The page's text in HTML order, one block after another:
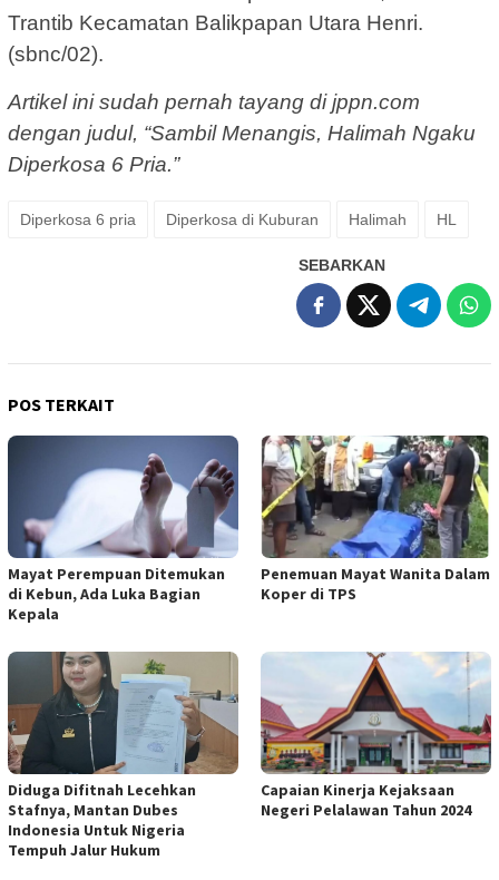
Trantib Kecamatan Balikpapan Utara Henri.
(sbnc/02).
Artikel ini sudah pernah tayang di jppn.com
dengan judul, “Sambil Menangis, Halimah Ngaku
Diperkosa 6 Pria.”
Diperkosa 6 pria Diperkosa di Kuburan Halimah HL
SEBARKAN
POS TERKAIT
Mayat Perempuan Ditemukan
di Kebun, Ada Luka Bagian
Kepala
Penemuan Mayat Wanita Dalam
Koper di TPS
Diduga Difitnah Lecehkan
Stafnya, Mantan Dubes
Indonesia Untuk Nigeria
Tempuh Jalur Hukum
Capaian Kinerja Kejaksaan
Negeri Pelalawan Tahun 2024